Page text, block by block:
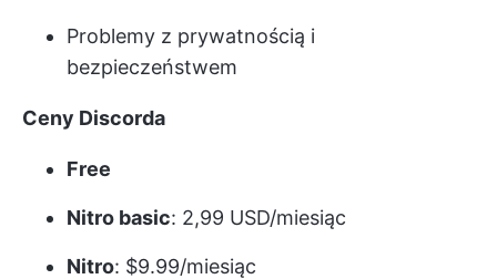
Problemy z prywatnością i
bezpieczeństwem
Ceny Discorda
Free
Nitro basic: 2,99 USD/miesiąc
Nitro: $9.99/miesiąc